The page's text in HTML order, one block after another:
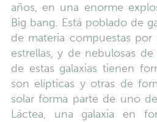
años, en una enorme
Big bang. Está poblado de
de materia compuestas
estrellas, y de nebulosas
de estas galaxias tienen
son elípticas y otras de
solar forma parte de uno
Láctea, una galaxia en